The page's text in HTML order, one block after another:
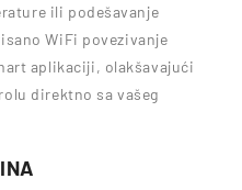
ili podešavanje
WiFi povezivanje
aplikaciji, olakšavajući
direktno sa vašeg